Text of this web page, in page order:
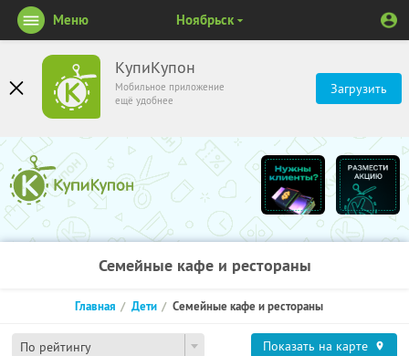
КупиКупон
Мобильное приложение
ещё удобнее
Загрузить
Меню Ноябрьск
Семейные кафе и рестораны
По рейтингу
Главная Дети Семейные кафе и рестораны
Показать на карте